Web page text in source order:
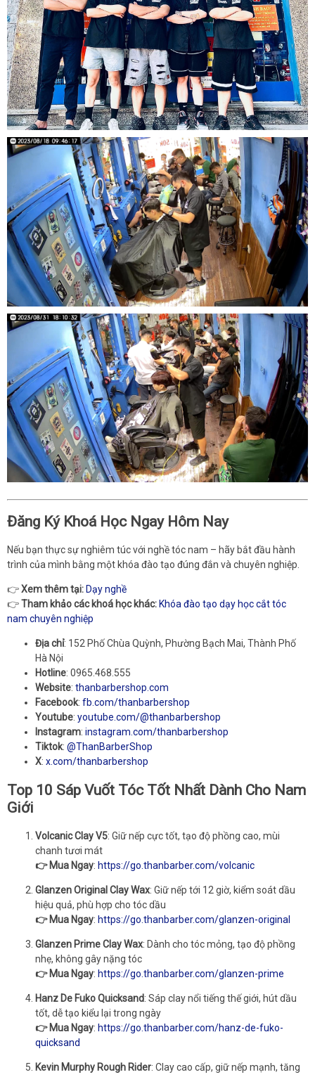
Đăng Ký Khoá Học Ngay Hôm Nay
Nếu bạn thực sự nghiêm túc với nghề tóc nam – hãy bắt đầu hành
trình của mình bằng một khóa đào tạo đúng đắn và chuyên nghiệp.
👉Xem thêm tại: Dạy nghề
👉Tham khảo các khoá học khác: Khóa đào tạo dạy học cắt tóc
nam chuyên nghiệp
Địa chỉ: 152 Phố Chùa Quỳnh, Phường Bạch Mai, Thành Phố
Hà Nội
Hotline: 0965.468.555
Website: thanbarbershop.com
Facebook: fb.com/thanbarbershop
Youtube: youtube.com/@thanbarbershop
Instagram: instagram.com/thanbarbershop
Tiktok: @ThanBarberShop
X: x.com/thanbarbershop
Top 10 Sáp Vuốt Tóc Tốt Nhất Dành Cho Nam
Giới
Volcanic Clay V5: Giữ nếp cực tốt, tạo độ phồng cao, mùi
chanh tươi mát
👉 Mua Ngay: https://go.thanbarber.com/volcanic
Glanzen Original Clay Wax: Giữ nếp tới 12 giờ, kiểm soát dầu
hiệu quả, phù hợp cho tóc dầu
👉 Mua Ngay: https://go.thanbarber.com/glanzen-original
Glanzen Prime Clay Wax: Dành cho tóc mỏng, tạo độ phồng
nhẹ, không gây nặng tóc
👉 Mua Ngay: https://go.thanbarber.com/glanzen-prime
Hanz De Fuko Quicksand: Sáp clay nổi tiếng thế giới, hút dầu
tốt, dễ tạo kiểu lại trong ngày
👉 Mua Ngay: https://go.thanbarber.com/hanz-de-fuko-
quicksand
Kevin Murphy Rough Rider: Clay cao cấp, giữ nếp mạnh, tăng